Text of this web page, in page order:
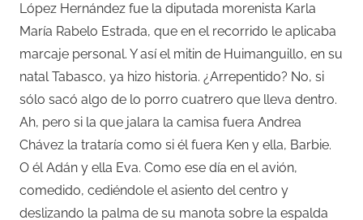
López Hernández fue la diputada morenista Karla
María Rabelo Estrada, que en el recorrido le aplicaba
marcaje personal. Y así el mitin de Huimanguillo, en su
natal Tabasco, ya hizo historia. ¿Arrepentido? No, si
sólo sacó algo de lo porro cuatrero que lleva dentro.
Ah, pero si la que jalara la camisa fuera Andrea
Chávez la trataría como si él fuera Ken y ella, Barbie.
O él Adán y ella Eva. Como ese día en el avión,
comedido, cediéndole el asiento del centro y
deslizando la palma de su manota sobre la espalda